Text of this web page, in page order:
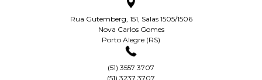
Rua Gutemberg, 151, Salas 1505/1506
Nova Carlos Gomes
Porto Alegre (RS)
(51) 3557 3707
(51) 3237 3707